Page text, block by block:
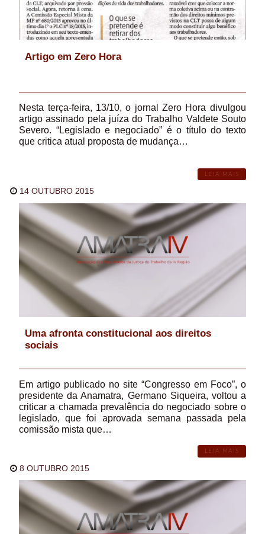
Artigo em Zero Hora
Nesta terça-feira, 13/10, o jornal Zero Hora divulgou
artigo assinado pela juíza do Trabalho Valdete Souto
Severo. “Legislado e negociado” é o título do texto
que critica atual proposta de mudança…
LEIA MAIS
14 OUTUBRO 2015
Uma afronta constitucional aos direitos
sociais
Em artigo publicado no site “Congresso em Foco”, o
presidente da Anamatra, Germano Siqueira, voltou a
criticar a chamada prevalência do negociado sobre o
legislado, que foi aprovada semana passada pela
comissão mista que…
LEIA MAIS
8 OUTUBRO 2015